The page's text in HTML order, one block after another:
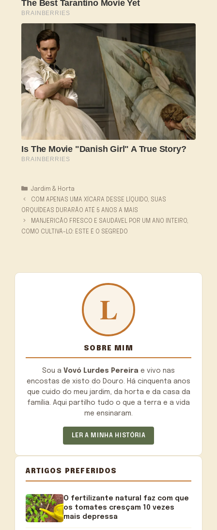
Categorias
Jardim & Horta
COM APENAS UMA XÍCARA DESSE LÍQUIDO, SUAS
ORQUÍDEAS DURARÃO ATÉ 5 ANOS A MAIS
MANJERICÃO FRESCO E SAUDÁVEL POR UM ANO INTEIRO,
COMO CULTIVÁ-LO: ESTE É O SEGREDO
SOBRE MIM
Sou a Vovó Lurdes Pereira e vivo nas
encostas de xisto do Douro. Há cinquenta anos
que cuido do meu jardim, da horta e da casa da
família. Aqui partilho tudo o que a terra e a vida
me ensinaram.
LER A MINHA HISTÓRIA
ARTIGOS PREFERIDOS
O fertilizante natural faz com que
os tomates cresçam 10 vezes
mais depressa